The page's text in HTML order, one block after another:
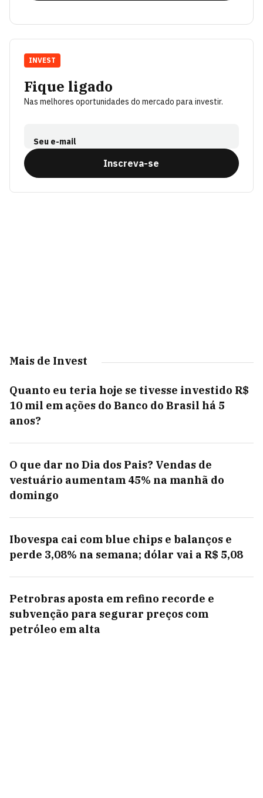
Fique ligado
Nas melhores oportunidades do mercado para investir.
Seu e-mail
Inscreva-se
INVEST
Mais de Invest
Quanto eu teria hoje se tivesse investido R$
10 mil em ações do Banco do Brasil há 5
anos?
O que dar no Dia dos Pais? Vendas de
vestuário aumentam 45% na manhã do
domingo
Ibovespa cai com blue chips e balanços e
perde 3,08% na semana; dólar vai a R$ 5,08
Petrobras aposta em refino recorde e
subvenção para segurar preços com
petróleo em alta